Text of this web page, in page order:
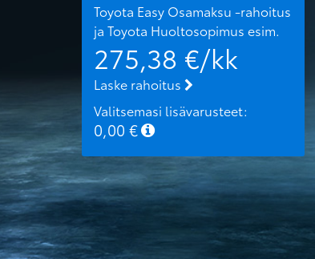
Toyota Easy Osamaksu -rahoitus
ja Toyota Huoltosopimus esim.
275,38 €/kk
Laske rahoitus
Valitsemasi lisävarusteet:
0,00 €